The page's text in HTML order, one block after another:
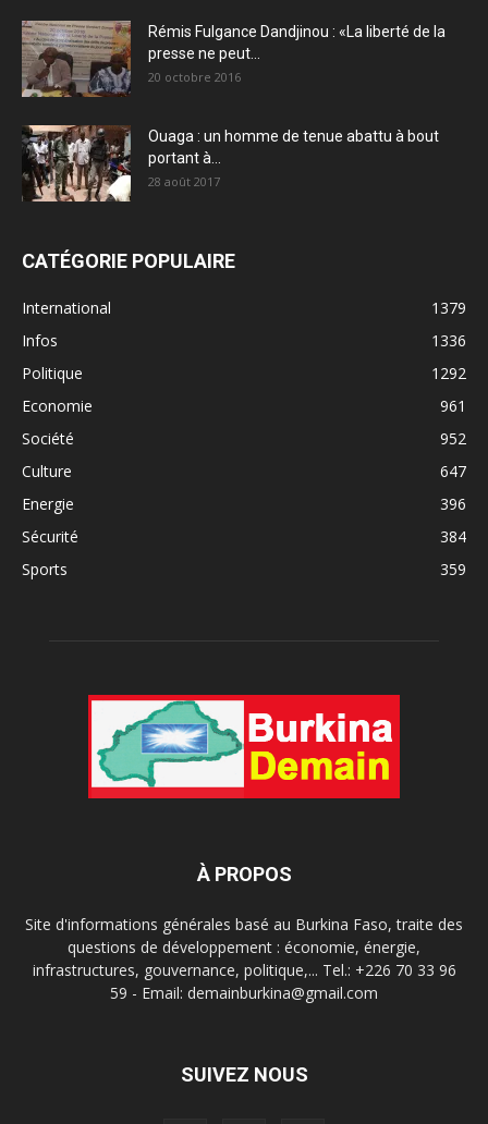
Rémis Fulgance Dandjinou : «La liberté de la
presse ne peut...
20 octobre 2016
Ouaga : un homme de tenue abattu à bout
portant à...
28 août 2017
CATÉGORIE POPULAIRE
International
1379
Infos
1336
Politique
1292
Economie
961
Société
952
Culture
647
Energie
396
Sécurité
384
Sports
359
À PROPOS
Site d'informations générales basé au Burkina Faso, traite des
questions de développement : économie, énergie,
infrastructures, gouvernance, politique,... Tel.: +226 70 33 96
59 - Email: demainburkina@gmail.com
SUIVEZ NOUS